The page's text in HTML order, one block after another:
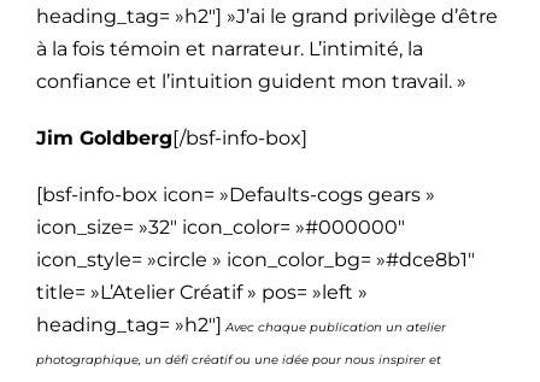
heading_tag= »h2″] »J’ai le grand privilège d’être
à la fois témoin et narrateur. L’intimité, la
confiance et l’intuition guident mon travail. »
Jim Goldberg[/bsf-info-box]
[bsf-info-box icon= »Defaults-cogs gears »
icon_size= »32″ icon_color= »#000000″
icon_style= »circle » icon_color_bg= »#dce8b1″
title= »L’Atelier Créatif » pos= »left »
heading_tag= »h2″] Avec chaque publication un atelier
photographique, un défi créatif ou une idée pour nous inspirer et